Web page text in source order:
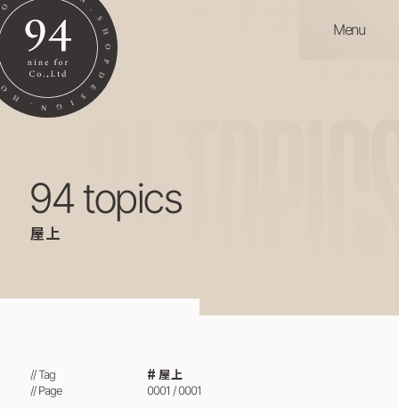
Menu
94
94 topics
屋上
// Tag 屋上
// Page 0001 / 0001